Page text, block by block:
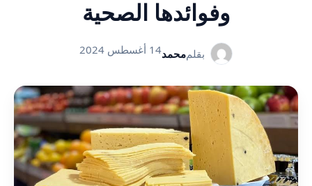
وفوائدها الصحية
بقلممحمد14 أغسطس 2024